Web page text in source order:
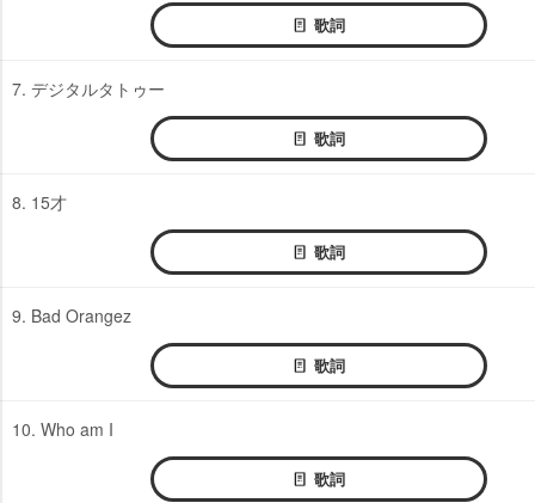
歌詞
7. デジタルタトゥー
歌詞
8. 15才
歌詞
9. Bad Orangez
歌詞
10. Who am I
歌詞